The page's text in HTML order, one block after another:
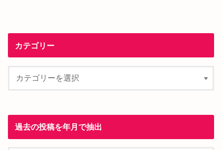
カテゴリー
過去の投稿を年月で抽出